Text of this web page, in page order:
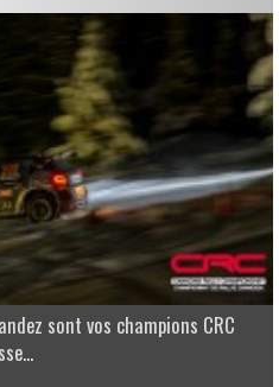
sont vos champions CRC